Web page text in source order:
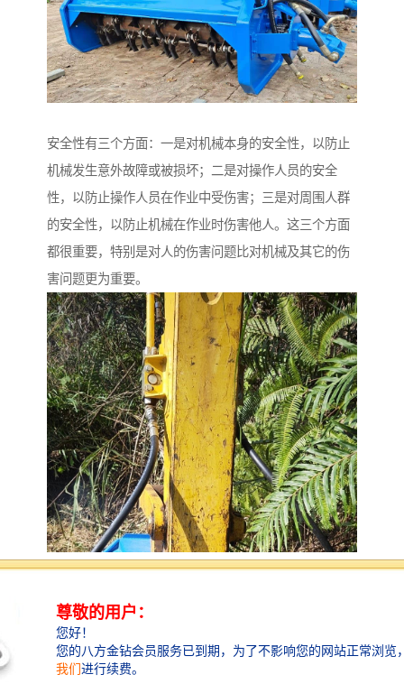
安全性有三个方面：一是对机械本身的安全性，以防止
机械发生意外故障或被损坏；二是对操作人员的安全
性，以防止操作人员在作业中受伤害；三是对周围人群
的安全性，以防止机械在作业时伤害他人。这三个方面
都很重要，特别是对人的伤害问题比对机械及其它的伤
害问题更为重要。